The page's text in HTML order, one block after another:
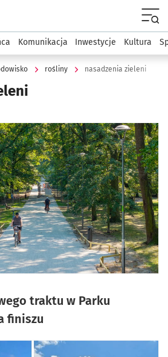
wroclaw.pl
Komunikacja Inwestycje Kultura
rośliny nasadzenia zieleni
traktu w Parku
finiszu